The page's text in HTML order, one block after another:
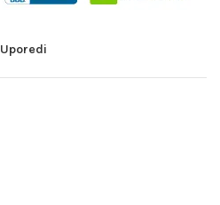
Uporedi